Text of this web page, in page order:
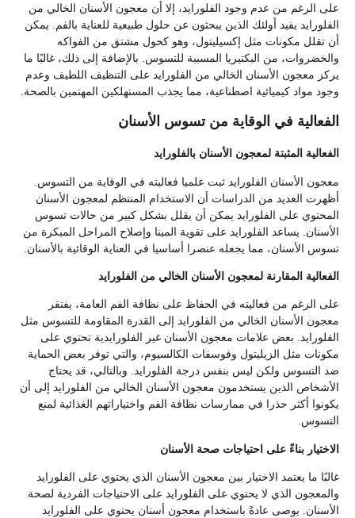
على الرغم من عدم وجود الفلورايد، إلا أن معجون الأسنان الخالي من
الفلورايد يفيد أولئك الذين يبحثون عن حلول طبيعية للعناية بالفم. يمكن
أن تقلل مكونات مثل إكسيليتول، وهو كحول مشتق من الفواكه
والخضروات، من البكتيريا المسببة للتسوس. بالإضافة إلى ذلك، غالبًا ما
يركز معجون الأسنان الخالي من الفلورايد على التنظيف اللطيف وعدم
وجود مواد كيميائية اصطناعية، مما يجذب المستهلكين المهتمين بالصحة.
الفعالية في الوقاية من تسوس الأسنان
الفعالية المثبتة لمعجون الأسنان بالفلورايد
معجون الأسنان الفلورايد ثبت علميا فعاليته في الوقاية من التسوس.
أظهرت العديد من الدراسات أن الاستخدام المنتظم لمعجون الأسنان
المحتوي على الفلورايد يمكن أن يقلل بشكل كبير من حالات تسوس
الأسنان. يساعد الفلورايد على تقوية المينا وإصلاح المراحل المبكرة من
تسوس الأسنان، مما يجعله عنصرا أساسيا في العناية الوقائية بالأسنان.
الفعالية المقارنة لمعجون الأسنان الخالي من الفلورايد
على الرغم من فعاليته في الحفاظ على نظافة الفم العامة، يفتقر
معجون الأسنان الخالي من الفلورايد إلى القدرة المقاومة للتسوس مثل
الفلورايد. بعض علامات معجون الأسنان غير الفلورايدية تحتوي على
مكونات مثل الزيليتول وفوسفات الكالسيوم، والتي توفر بعض الحماية
ضد التسوس ولكن ليس بنفس درجة الفلورايد. وبالتالي، قد يحتاج
الأشخاص الذين يستخدمون معجون الأسنان الخالي من الفلورايد إلى أن
يكونوا أكثر حذرا في ممارسات نظافة الفم واختياراتهم الغذائية لمنع
التسوس.
الاختيار بناءً على احتياجات صحة الأسنان
غالبًا ما يعتمد الاختيار بين معجون الأسنان الذي يحتوي على الفلورايد
والمعجون الذي لا يحتوي على الفلورايد على الاحتياجات الفردية لصحة
الأسنان. يوصى عادةً باستخدام معجون أسنان يحتوي على الفلورايد